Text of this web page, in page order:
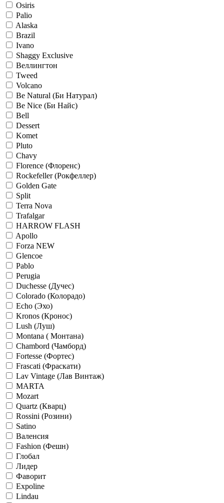
Osiris
Palio
Alaska
Brazil
Ivano
Shaggy Exclusive
Веллингтон
Tweed
Volcano
Be Natural (Би Натурал)
Be Nice (Би Найс)
Bell
Dessert
Komet
Pluto
Chavy
Florence (Флоренс)
Rockefeller (Рокфеллер)
Golden Gate
Split
Terra Nova
Trafalgar
HARROW FLASH
Apollo
Forza NEW
Glencoe
Pablo
Perugia
Duchesse (Дучес)
Colorado (Колорадо)
Echo (Эхо)
Kronos (Кронос)
Lush (Луш)
Montana ( Монтана)
Chambord (Чамборд)
Fortesse (Фортес)
Frascati (Фраскати)
Lav Vintage (Лав Винтаж)
MARTA
Mozart
Quartz (Кварц)
Rossini (Розини)
Satino
Валенсия
Fashion (Фешн)
Глобал
Лидер
Фаворит
Expoline
Lindau